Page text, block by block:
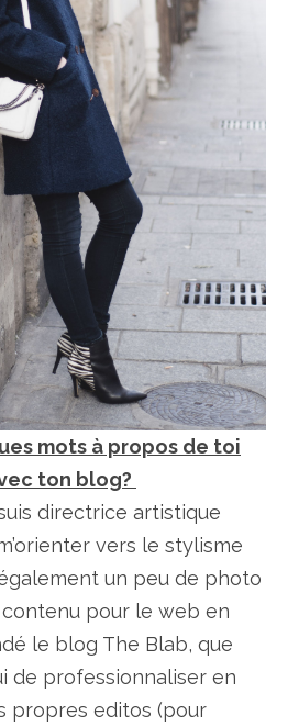
mots à propos de toi
ton blog?
directrice artistique
vers le stylisme
un peu de photo
pour le web en
le blog The Blab, que
de professionnaliser en
propres editos (pour